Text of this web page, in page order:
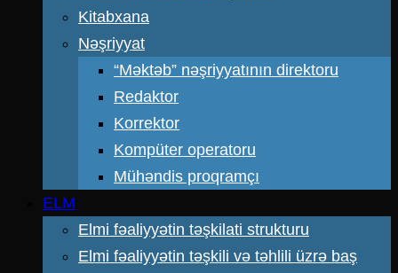
Kitabxana
Nəşriyyat
“Məktəb” nəşriyyatının direktoru
Redaktor
Korrektor
Kompüter operatoru
Mühəndis proqramçı
ELM
Elmi fəaliyyətin təşkilati strukturu
Elmi fəaliyyətin təşkili və təhlili üzrə baş